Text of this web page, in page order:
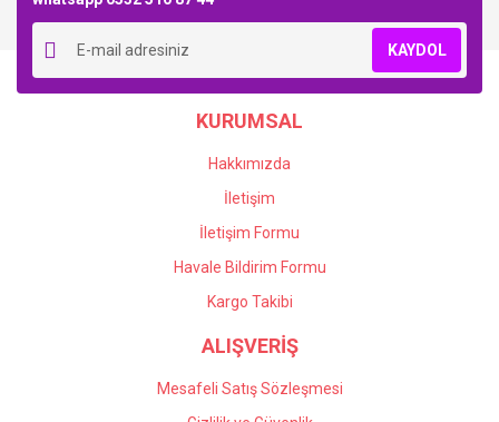
KAYDOL
KURUMSAL
Hakkımızda
İletişim
İletişim Formu
Havale Bildirim Formu
Kargo Takibi
ALIŞVERİŞ
Mesafeli Satış Sözleşmesi